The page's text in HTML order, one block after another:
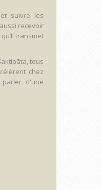
suivre les
recevoir
qu’Il transmet
tous
chez
d'une